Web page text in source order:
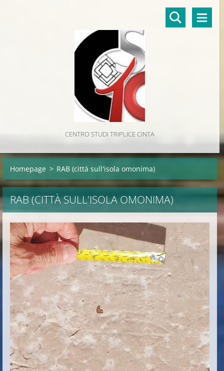
CENTRO STUDI TRIPLICE CINTA
Homepage > RAB (città sull'isola omonima)
RAB (CITTÀ SULL'ISOLA OMONIMA)